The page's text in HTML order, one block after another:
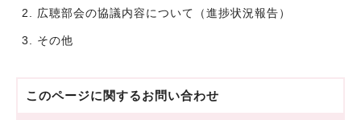
広聴部会の協議内容について（進捗状況報告）
その他
このページに関するお問い合わせ